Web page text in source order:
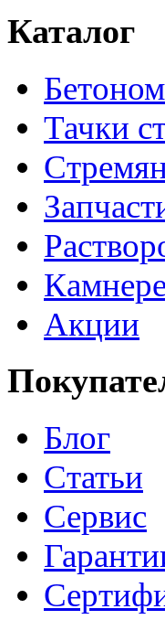
Каталог
Тачки
Акции
Блог
Статьи
Сервис